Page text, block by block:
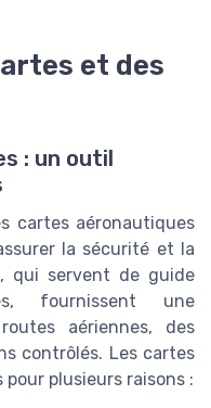
et des
: un outil
cartes aéronautiques
la sécurité et la
qui servent de guide
fournissent une
aériennes, des
contrôlés. Les cartes
plusieurs raisons :